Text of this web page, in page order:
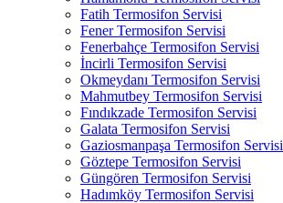
Fatih Termosifon Servisi
Fener Termosifon Servisi
Fenerbahçe Termosifon Servisi
İncirli Termosifon Servisi
Okmeydanı Termosifon Servisi
Mahmutbey Termosifon Servisi
Fındıkzade Termosifon Servisi
Galata Termosifon Servisi
Gaziosmanpaşa Termosifon Servisi
Göztepe Termosifon Servisi
Güngören Termosifon Servisi
Hadımköy Termosifon Servisi